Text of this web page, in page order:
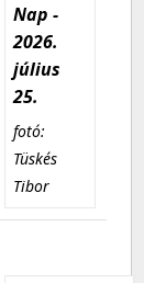
Nap -
2026.
július
25.
fotó:
Tüskés
Tibor